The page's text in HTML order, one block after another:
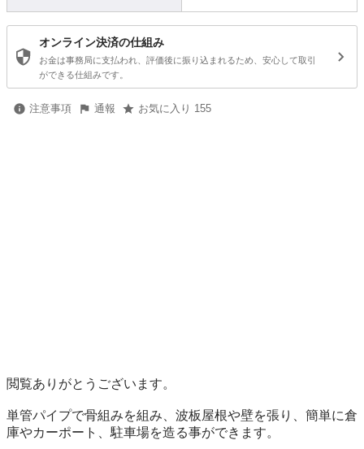
オンライン決済の仕組み
お金は事務局に支払われ、評価後に振り込まれるため、安心して取引
ができる仕組みです。
注意事項 通報 お気に入り 155
閲覧ありがとうございます。
単管パイプで骨組みを組み、波板屋根や壁を張り、簡単に倉
庫やカーポート、駐車場を造る事ができます。